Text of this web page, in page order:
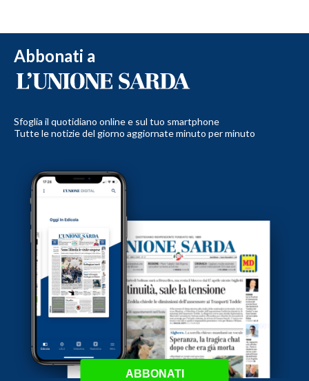
Abbonati a
Sfoglia il quotidiano online e sul tuo smartphone
Tutte le notizie del giorno aggiornate minuto per minuto
ABBONATI